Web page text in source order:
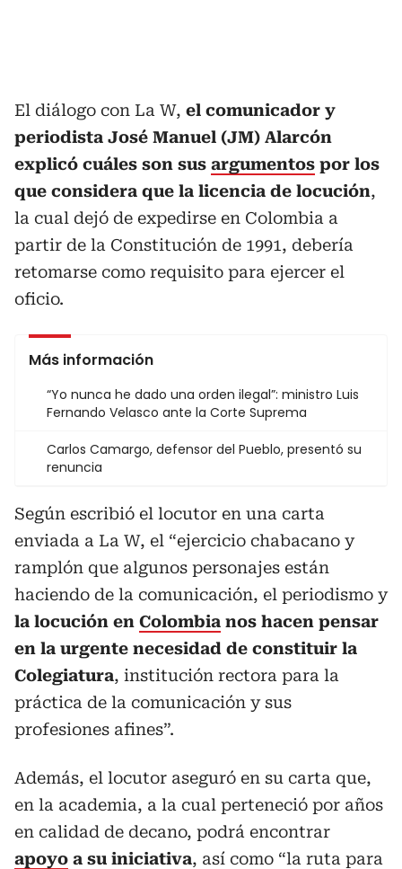
El diálogo con La W, el comunicador y
periodista José Manuel (JM) Alarcón
explicó cuáles son sus argumentos por los
que considera que la licencia de locución,
la cual dejó de expedirse en Colombia a
partir de la Constitución de 1991, debería
retomarse como requisito para ejercer el
oficio.
Más información
“Yo nunca he dado una orden ilegal”: ministro Luis
Fernando Velasco ante la Corte Suprema
Carlos Camargo, defensor del Pueblo, presentó su
renuncia
Según escribió el locutor en una carta
enviada a La W, el “ejercicio chabacano y
ramplón que algunos personajes están
haciendo de la comunicación, el periodismo y
la locución en Colombia nos hacen pensar
en la urgente necesidad de constituir la
Colegiatura, institución rectora para la
práctica de la comunicación y sus
profesiones afines”.
Además, el locutor aseguró en su carta que,
en la academia, a la cual perteneció por años
en calidad de decano, podrá encontrar
apoyo a su iniciativa, así como “la ruta para